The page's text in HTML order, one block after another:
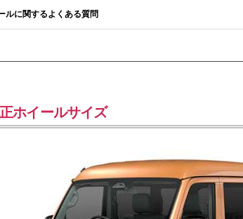
ルに関するよくある質問
ホイールサイズ